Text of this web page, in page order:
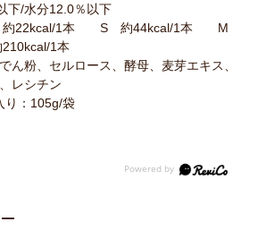
下/水分12.0％以下
約22kcal/1本 S 約44kcal/1本 M
1本
ん粉、セルロース、酵母、麦芽エキス、
レシチン
り：105g/袋